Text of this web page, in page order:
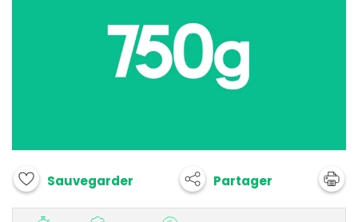
Sauvegarder Partager